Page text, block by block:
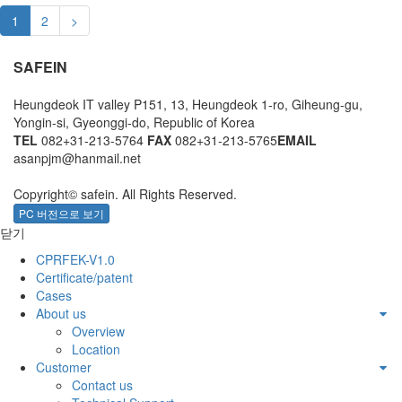
1 2 >
SAFEIN
Heungdeok IT valley P151, 13, Heungdeok 1-ro, Giheung-gu,
Yongin-si, Gyeonggi-do, Republic of Korea
TEL 082+31-213-5764 FAX 082+31-213-5765EMAIL
asanpjm@hanmail.net
Copyright© safein. All Rights Reserved.
PC 버전으로 보기
닫기
CPRFEK-V1.0
Certificate/patent
Cases
About us
Overview
Location
Customer
Contact us